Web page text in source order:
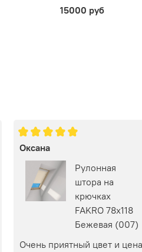
15000 руб
Оксана
Рулонная
штора на
крючках
FAKRO 78х118
Бежевая (007)
Очень приятный цвет и